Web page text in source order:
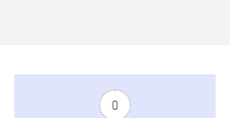
0